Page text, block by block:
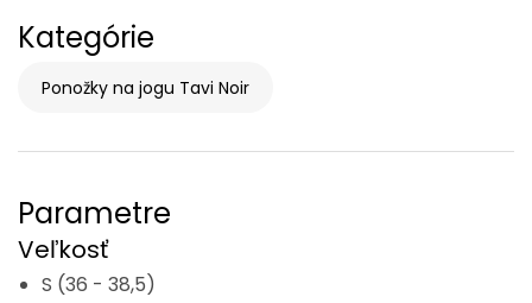
Kategórie
Ponožky na jogu Tavi Noir
Parametre
Veľkosť
S (36 - 38,5)